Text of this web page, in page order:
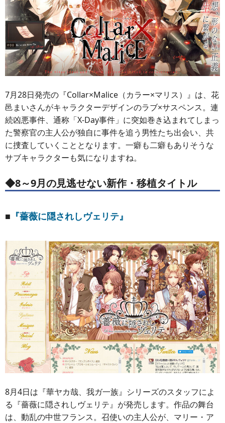
7月28日発売の『Collar×Malice（カラー×マリス）』は、花
邑まいさんがキャラクターデザインのラブ×サスペンス。連
続凶悪事件、通称「X-Day事件」に突如巻き込まれてしまっ
た警察官の主人公が独自に事件を追う男性たち出会い、共
に捜査していくこととなります。一癖も二癖もありそうな
サブキャラクターも気になりますね。
◆8～9月の見逃せない新作・移植タイトル
■ 『薔薇に隠されしヴェリテ』
8月4日は『華ヤカ哉、我ガ一族』シリーズのスタッフによ
る『薔薇に隠されしヴェリテ』が発売します。作品の舞台
は、動乱の中世フランス。召使いの主人公が、マリー・ア